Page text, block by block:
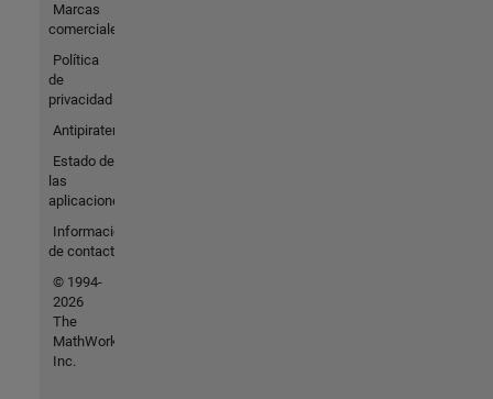
Marcas
comerciales
Política
de
privacidad
Antipiratería
Estado de
las
aplicaciones
Información
de contacto
© 1994-
2026
The
MathWorks,
Inc.